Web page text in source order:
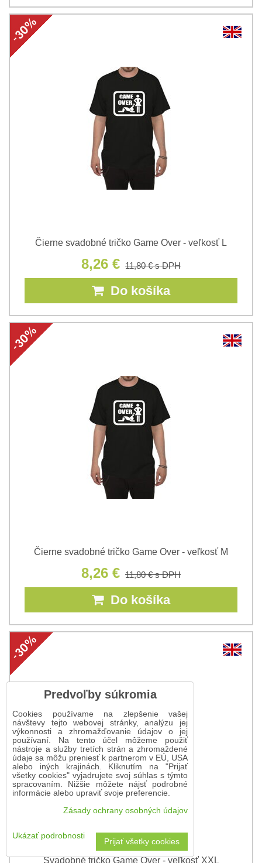
Čierne svadobné tričko Game Over - veľkosť L
8,26 € 11,80 €s DPH
Do košíka
Čierne svadobné tričko Game Over - veľkosť M
8,26 € 11,80 €s DPH
Do košíka
Svadobné tričko Game Over - veľkosť XXL
Predvoľby súkromia
Cookies používame na zlepšenie vašej
návštevy tejto webovej stránky, analýzu jej
výkonnosti a zhromažďovanie údajov o jej
používaní. Na tento účel môžeme použiť
nástroje a služby tretích strán a zhromaždené
údaje sa môžu preniesť k partnerom v EÚ, USA
alebo iných krajinách. Kliknutím na "Prijať
všetky cookies" vyjadrujete svoj súhlas s týmto
spracovaním. Nižšie môžete nájsť podrobné
informácie alebo upraviť svoje preferencie.
Zásady ochrany osobných údajov
Ukázať podrobnosti
Prijať všetky cookies